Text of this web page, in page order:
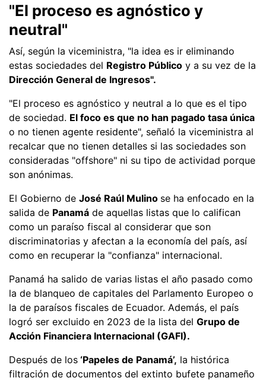
"El proceso es agnóstico y
neutral"
Así, según la viceministra, "la idea es ir eliminando
estas sociedades del Registro Público y a su vez de la
Dirección General de Ingresos".
"El proceso es agnóstico y neutral a lo que es el tipo
de sociedad. El foco es que no han pagado tasa única
o no tienen agente residente", señaló la viceministra al
recalcar que no tienen detalles si las sociedades son
consideradas "offshore" ni su tipo de actividad porque
son anónimas.
El Gobierno de José Raúl Mulino se ha enfocado en la
salida de Panamá de aquellas listas que lo califican
como un paraíso fiscal al considerar que son
discriminatorias y afectan a la economía del país, así
como en recuperar la "confianza" internacional.
Panamá ha salido de varias listas el año pasado como
la de blanqueo de capitales del Parlamento Europeo o
la de paraísos fiscales de Ecuador. Además, el país
logró ser excluido en 2023 de la lista del Grupo de
Acción Financiera Internacional (GAFI).
Después de los ‘Papeles de Panamá’, la histórica
filtración de documentos del extinto bufete panameño